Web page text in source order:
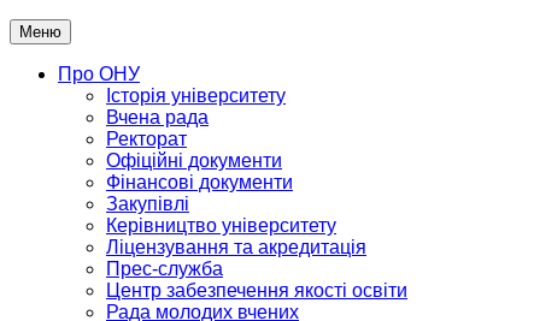
Меню
Про ОНУ
Історія університету
Вчена рада
Ректорат
Офіційні документи
Фінансові документи
Закупівлі
Керівництво університету
Ліцензування та акредитація
Прес-служба
Центр забезпечення якості освіти
Рада молодих вчених